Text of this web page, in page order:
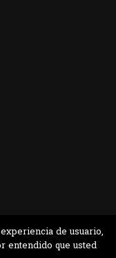
de usuario,
entendido que usted